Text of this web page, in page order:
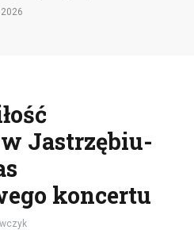
Jastrzębiu-
koncertu